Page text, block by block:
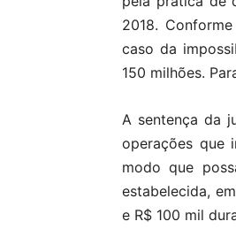
2018.
caso da
150 milhões.
A sentença da
operações que
modo que
estabelecida,
e R$ 100 mil